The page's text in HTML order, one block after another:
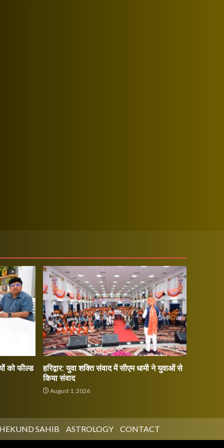
को फील्ड
हरिद्वार: युवा शक्ति संवाद में सीएम धामी ने युवाओं से
किया संवाद
August 1, 2026
SAHIB ASTROLOGY CONTACT